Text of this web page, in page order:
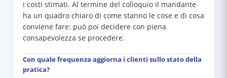
i costi stimati. Al termine del colloquio il mandante
ha un quadro chiaro di come stanno le cose e di cosa
conviene fare: può poi decidere con piena
consapevolezza se procedere.
Con quale frequenza aggiorna i clienti sullo stato della
pratica?